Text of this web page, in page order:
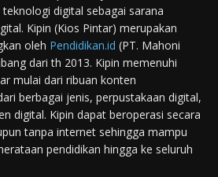
digital sebagai sarana
Kipin (Kios Pintar) merupakan
oleh Pendidikan.id (PT. Mahoni
dari th 2013. Kipin memenuhi
mulai dari ribuan konten
berbagai jenis, perpustakaan digital,
digital. Kipin dapat beroperasi secara
tanpa internet sehingga mampu
pendidikan hingga ke seluruh